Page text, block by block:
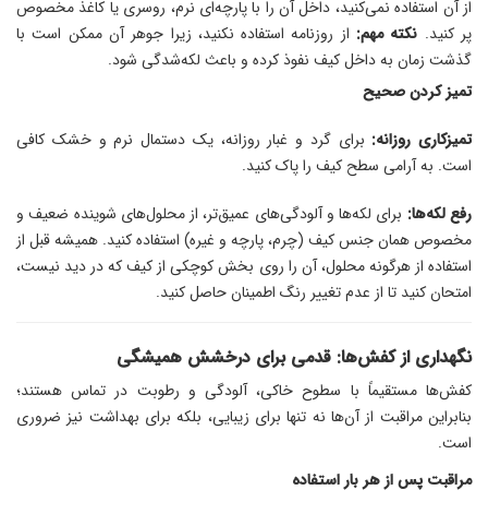
از آن استفاده نمی‌کنید، داخل آن را با پارچه‌ای نرم، روسری یا کاغذ مخصوص
پر کنید. نکته مهم: از روزنامه استفاده نکنید، زیرا جوهر آن ممکن است با
گذشت زمان به داخل کیف نفوذ کرده و باعث لکه‌شدگی شود.
تمیز کردن صحیح
تمیزکاری روزانه: برای گرد و غبار روزانه، یک دستمال نرم و خشک کافی
است. به آرامی سطح کیف را پاک کنید.
رفع لکه‌ها: برای لکه‌ها و آلودگی‌های عمیق‌تر، از محلول‌های شوینده ضعیف و
مخصوص همان جنس کیف (چرم، پارچه و غیره) استفاده کنید. همیشه قبل از
استفاده از هرگونه محلول، آن را روی بخش کوچکی از کیف که در دید نیست،
امتحان کنید تا از عدم تغییر رنگ اطمینان حاصل کنید.
نگهداری از کفش‌ها: قدمی برای درخشش همیشگی
کفش‌ها مستقیماً با سطوح خاکی، آلودگی و رطوبت در تماس هستند؛
بنابراین مراقبت از آن‌ها نه تنها برای زیبایی، بلکه برای بهداشت نیز ضروری
است.
مراقبت پس از هر بار استفاده